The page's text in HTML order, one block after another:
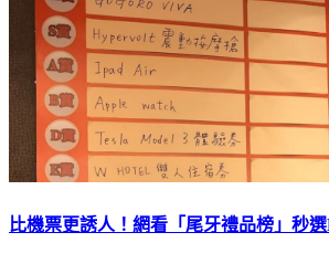
比機票更誘人！網看「尾牙禮品榜」秒